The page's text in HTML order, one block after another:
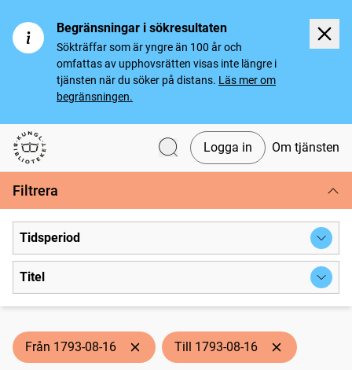
Begränsningar i sökresultaten
Sökträffar som är yngre än 100 år och
omfattas av upphovsrätten visas inte längre i
tjänsten när du söker på distans. Läs mer om
begränsningen.
Svenska tidningar
Logga in Om tjänsten
Filtrera
Tidsperiod
Titel
Från 1793-08-16 Till 1793-08-16